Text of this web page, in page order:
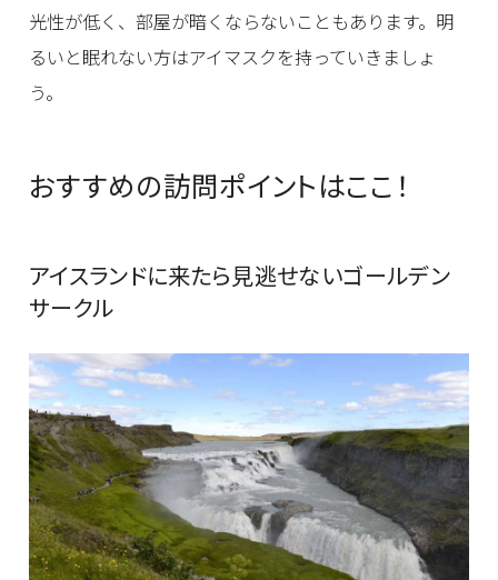
光性が低く、部屋が暗くならないこともあります。明
るいと眠れない方はアイマスクを持っていきましょ
う。
おすすめの訪問ポイントはここ！
アイスランドに来たら見逃せないゴールデン
サークル